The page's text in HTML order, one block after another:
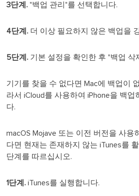
3단계. "백업 관리"를 선택합니다.
4단계. 더 이상 필요하지 않은 백업을
5단계. 기본 설정을 확인한 후 "백업 삭
기기를 찾을 수 없다면 Mac에 백업이
라서 iCloud를 사용하여 iPhone을 백업
다.
macOS Mojave 또는 이전 버전을 사용
다면 현재는 존재하지 않는 iTunes를
단계를 따르십시오.
1단계. iTunes를 실행합니다.